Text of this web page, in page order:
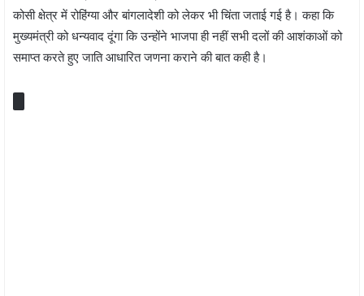
कोसी क्षेत्र में रोहिंग्या और बांगलादेशी को लेकर भी चिंता जताई गई है। कहा कि
मुख्यमंत्री को धन्यवाद दूंगा कि उन्होंने भाजपा ही नहीं सभी दलों की आशंकाओं को
समाप्त करते हुए जाति आधारित जणना कराने की बात कही है।